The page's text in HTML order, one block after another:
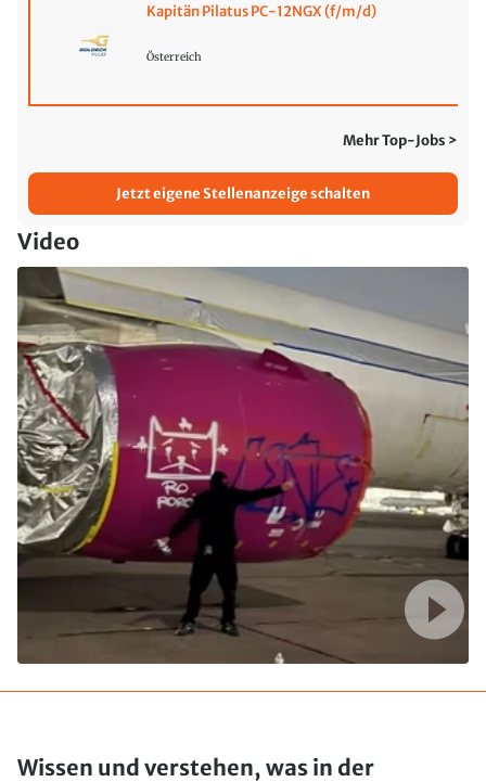
Kapitän Pilatus PC-12NGX (f/m/d)
Österreich
Mehr Top-Jobs >
Jetzt eigene Stellenanzeige schalten
Video
Wissen und verstehen, was in der